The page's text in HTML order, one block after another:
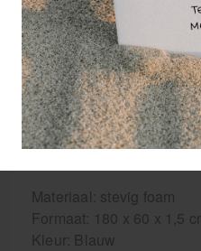
draagtas
- Gebruik gewoon lekker
je eigen trainingsmatje
- Biedt door het dikke
jouw
- Met bijgeleverde
lesjes te nemen
Materiaal: stevig foam
Formaat: 180 x 60 x 1,5
Kleur: Blauw